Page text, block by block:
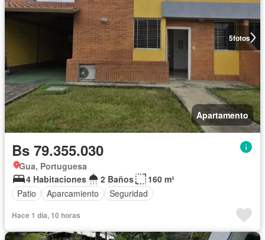
5fotos
Apartamento
Bs 79.355.030
Gua, Portuguesa
4 Habitaciones
2 Baños
160 m²
Patio
Aparcamiento Seguridad
Hace 1 día, 10 horas